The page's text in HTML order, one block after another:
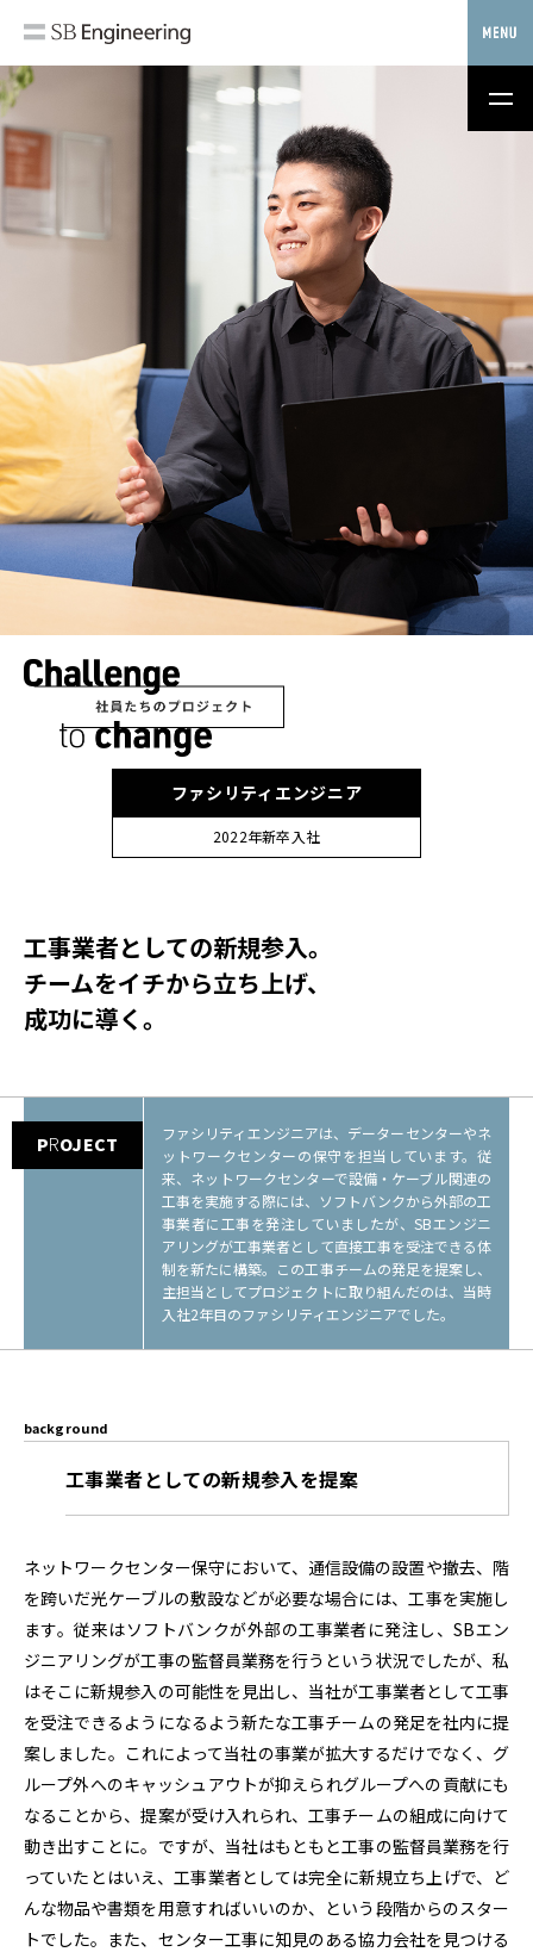
ファシリティエンジニア
2022年新卒入社
工事業者としての新規参入。
チームをイチから立ち上げ、
成功に導く。
PROJECT
ファシリティエンジニアは、データーセンターやネ
ットワークセンターの保守を担当しています。従
来、ネットワークセンターで設備・ケーブル関連の
工事を実施する際には、ソフトバンクから外部の工
事業者に工事を発注していましたが、SBエンジニ
アリングが工事業者として直接工事を受注できる体
制を新たに構築。この工事チームの発足を提案し、
主担当としてプロジェクトに取り組んだのは、当時
入社2年目のファシリティエンジニアでした。
background
工事業者としての新規参入を提案
ネットワークセンター保守において、通信設備の設置や撤去、階
を跨いだ光ケーブルの敷設などが必要な場合には、工事を実施し
ます。従来はソフトバンクが外部の工事業者に発注し、SBエン
ジニアリングが工事の監督員業務を行うという状況でしたが、私
はそこに新規参入の可能性を見出し、当社が工事業者として工事
を受注できるようになるよう新たな工事チームの発足を社内に提
案しました。これによって当社の事業が拡大するだけでなく、グ
ループ外へのキャッシュアウトが抑えられグループへの貢献にも
なることから、提案が受け入れられ、工事チームの組成に向けて
動き出すことに。ですが、当社はもともと工事の監督員業務を行
っていたとはいえ、工事業者としては完全に新規立ち上げで、ど
んな物品や書類を用意すればいいのか、という段階からのスター
トでした。また、センター工事に知見のある協力会社を見つける